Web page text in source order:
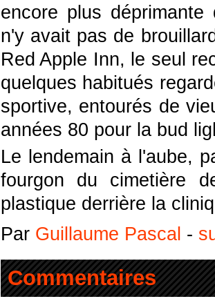
encore plus
n'y avait pas de
Red Apple Inn, le seul
quelques habitués
sportive, entourés de
années 80 pour la bud
Le lendemain à l'aube,
fourgon du cimetière
plastique derrière la
Par Guillaume Pascal -
Commentaires